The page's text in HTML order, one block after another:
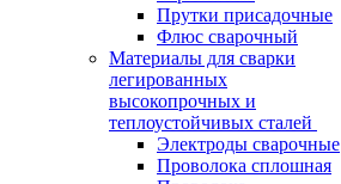
Прутки присадочные
Флюс сварочный
Материалы для сварки
легированных
высокопрочных и
теплоустойчивых сталей
Электроды сварочные
Проволока сплошная